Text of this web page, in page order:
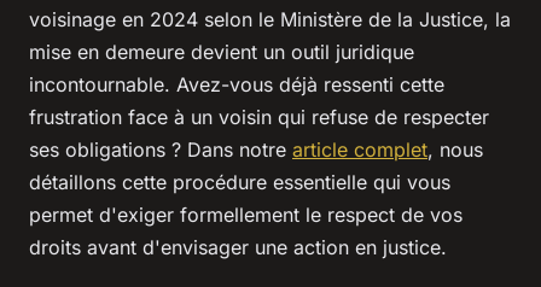
voisinage en 2024 selon le Ministère de la Justice, la
mise en demeure devient un outil juridique
incontournable. Avez-vous déjà ressenti cette
frustration face à un voisin qui refuse de respecter
ses obligations ? Dans notre article complet, nous
détaillons cette procédure essentielle qui vous
permet d'exiger formellement le respect de vos
droits avant d'envisager une action en justice.